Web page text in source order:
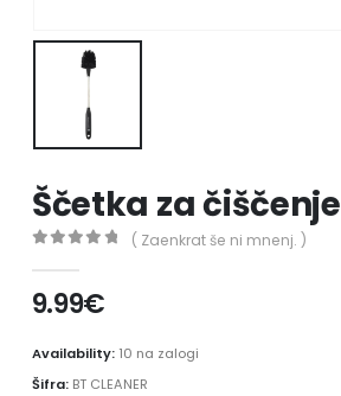
Ščetka za čiščenje
( Zaenkrat še ni mnenj. )
9.99€
Availability: 10 na zalogi
Šifra: BT CLEANER